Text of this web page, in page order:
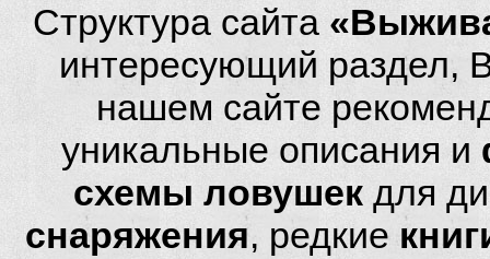
Структура сайта
интересующий раздел,
нашем сайте
уникальные описания и
схемы ловушек для
снаряжения, редкие